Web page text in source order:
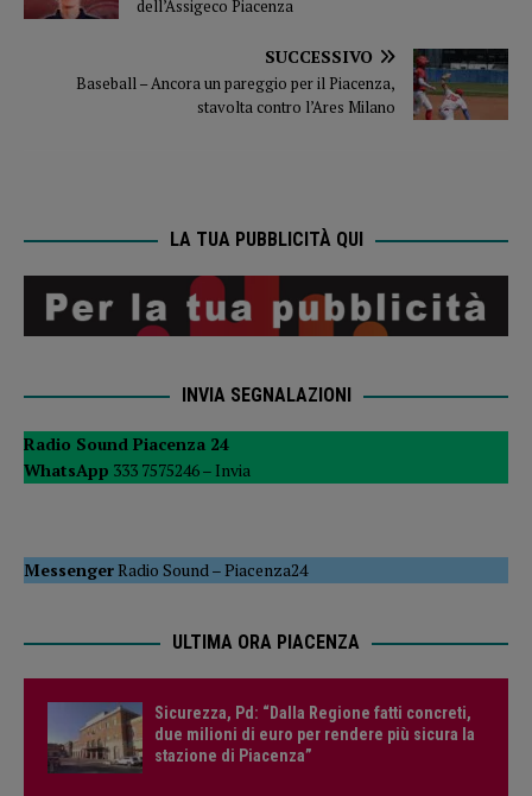
dell’Assigeco Piacenza
SUCCESSIVO
Baseball – Ancora un pareggio per il Piacenza,
stavolta contro l’Ares Milano
LA TUA PUBBLICITÀ QUI
INVIA SEGNALAZIONI
Radio Sound Piacenza 24
WhatsApp 333 7575246 – Invia
MessengerRadio Sound–Piacenza24
ULTIMA ORA PIACENZA
Sicurezza, Pd: “Dalla Regione fatti concreti,
due milioni di euro per rendere più sicura la
stazione di Piacenza”